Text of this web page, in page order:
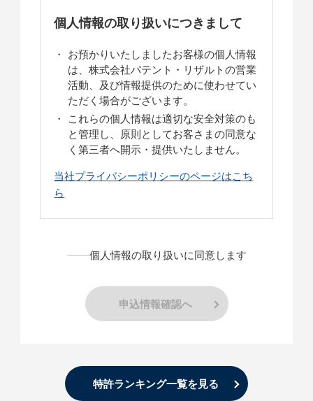
個人情報の取り扱いにつきまして
お預かりいたしましたお客様の個人情報
は、株式会社パテント・リザルトの営業
活動、及び情報提供のために使わせてい
ただく場合がございます。
これらの個人情報は適切な安全対策のも
と管理し、原則としてお客さまの同意な
く第三者へ開示・提供いたしません。
当社プライバシーポリシーのページはこち
ら
個人情報の取り扱いに同意します
申込情報確認へ
特許ランキング一覧を見る